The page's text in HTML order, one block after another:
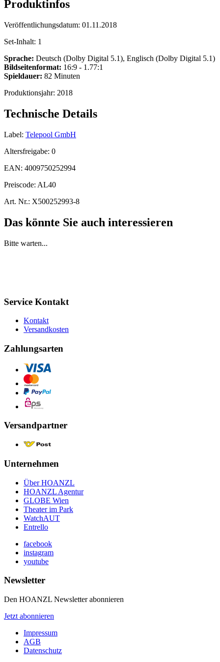
Produktinfos
Veröffentlichungsdatum: 01.11.2018
Set-Inhalt: 1
Sprache: Deutsch (Dolby Digital 5.1), Englisch (Dolby Digital 5.1)
Bildseitenformat: 16:9 - 1.77:1
Spieldauer: 82 Minuten
Produktionsjahr: 2018
Technische Details
Label: Telepool GmbH
Altersfreigabe: 0
EAN: 4009750252994
Preiscode: AL40
Art. Nr.: X500252993-8
Das könnte Sie auch interessieren
Bitte warten...
Service Kontakt
Kontakt
Versandkosten
Zahlungsarten
Versandpartner
Unternehmen
Über HOANZL
HOANZL Agentur
GLOBE Wien
Theater im Park
WatchAUT
Entrello
facebook
instagram
youtube
Newsletter
Den HOANZL Newsletter abonnieren
Jetzt abonnieren
Impressum
AGB
Datenschutz